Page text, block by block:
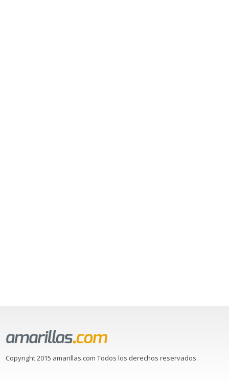
Copyright 2015 amarillas.com Todos los derechos reservados.